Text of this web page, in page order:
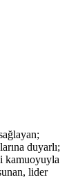
duyarlı;
kamuoyuyla
lider